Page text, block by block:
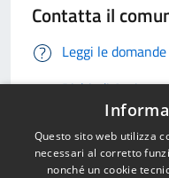
Contatta il
Leggi le
Richiedi
Prenota un
Questo sito web utilizza
necessari al corretto
nonché un cookie